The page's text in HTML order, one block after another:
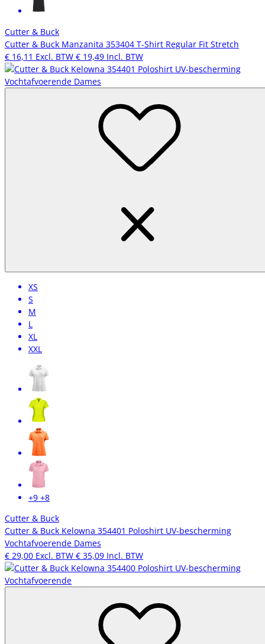
Cutter & Buck
Cutter & Buck Manzanita 353404 T-Shirt Regular Fit Stretch
€ 16,11 Excl. BTW € 19,49 Incl. BTW
XS
S
M
L
XL
XXL
+9 +8
Cutter & Buck
Cutter & Buck Kelowna 354401 Poloshirt UV-bescherming
Vochtafvoerende Dames
€ 29,00 Excl. BTW € 35,09 Incl. BTW